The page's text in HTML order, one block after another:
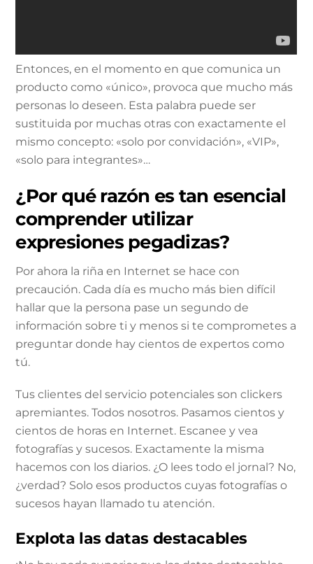
Entonces, en el momento en que comunica un
producto como «único», provoca que mucho más
personas lo deseen. Esta palabra puede ser
sustituida por muchas otras con exactamente el
mismo concepto: «solo por convidación», «VIP»,
«solo para integrantes»…
¿Por qué razón es tan esencial
comprender utilizar
expresiones pegadizas?
Por ahora la riña en Internet se hace con
precaución. Cada día es mucho más bien difícil
hallar que la persona pase un segundo de
información sobre ti y menos si te comprometes a
preguntar donde hay cientos de expertos como
tú.
Tus clientes del servicio potenciales son clickers
apremiantes. Todos nosotros. Pasamos cientos y
cientos de horas en Internet. Escanee y vea
fotografías y sucesos. Exactamente la misma
hacemos con los diarios. ¿O lees todo el jornal? No,
¿verdad? Solo esos productos cuyas fotografías o
sucesos hayan llamado tu atención.
Explota las datas destacables